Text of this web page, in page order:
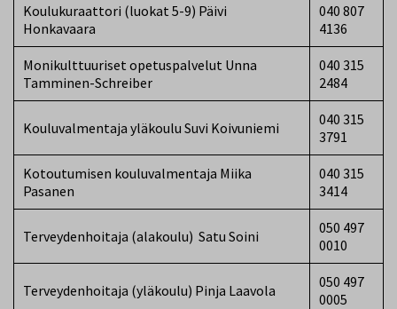
Koulukuraattori (luokat 5-9) Päivi
Honkavaara
040 807
4136
Monikulttuuriset opetuspalvelut Unna
Tamminen-Schreiber
040 315
2484
Kouluvalmentaja yläkoulu Suvi Koivuniemi
040 315
3791
Kotoutumisen kouluvalmentaja Miika
Pasanen
040 315
3414
Terveydenhoitaja (alakoulu) Satu Soini
050 497
0010
Terveydenhoitaja (yläkoulu) Pinja Laavola
050 497
0005